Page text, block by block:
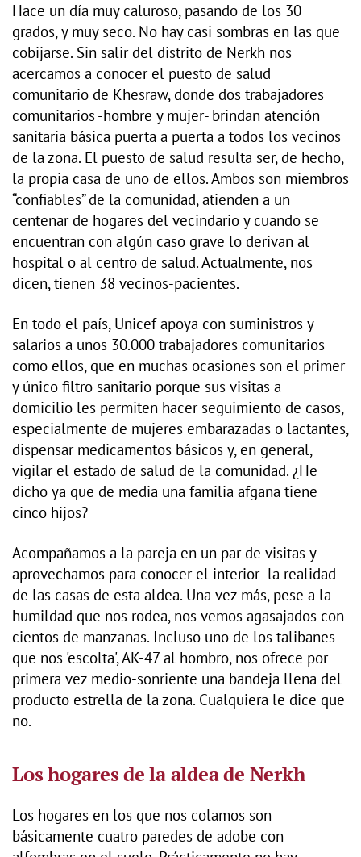
Hace un día muy caluroso, pasando de los 30
grados, y muy seco. No hay casi sombras en las que
cobijarse. Sin salir del distrito de Nerkh nos
acercamos a conocer el puesto de salud
comunitario de Khesraw, donde dos trabajadores
comunitarios -hombre y mujer- brindan atención
sanitaria básica puerta a puerta a todos los vecinos
de la zona. El puesto de salud resulta ser, de hecho,
la propia casa de uno de ellos. Ambos son miembros
“confiables” de la comunidad, atienden a un
centenar de hogares del vecindario y cuando se
encuentran con algún caso grave lo derivan al
hospital o al centro de salud. Actualmente, nos
dicen, tienen 38 vecinos-pacientes.
En todo el país, Unicef apoya con suministros y
salarios a unos 30.000 trabajadores comunitarios
como ellos, que en muchas ocasiones son el primer
y único filtro sanitario porque sus visitas a
domicilio les permiten hacer seguimiento de casos,
especialmente de mujeres embarazadas o lactantes,
dispensar medicamentos básicos y, en general,
vigilar el estado de salud de la comunidad. ¿He
dicho ya que de media una familia afgana tiene
cinco hijos?
Acompañamos a la pareja en un par de visitas y
aprovechamos para conocer el interior -la realidad-
de las casas de esta aldea. Una vez más, pese a la
humildad que nos rodea, nos vemos agasajados con
cientos de manzanas. Incluso uno de los talibanes
que nos 'escolta', AK-47 al hombro, nos ofrece por
primera vez medio-sonriente una bandeja llena del
producto estrella de la zona. Cualquiera le dice que
no.
Los hogares de la aldea de Nerkh
Los hogares en los que nos colamos son
básicamente cuatro paredes de adobe con